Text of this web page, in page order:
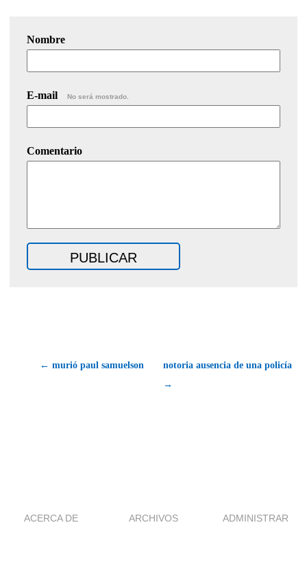
Nombre
E-mail No será mostrado.
Comentario
← murió paul samuelson
notoria ausencia de una policía
→
ACERCA DE ARCHIVOS ADMINISTRAR